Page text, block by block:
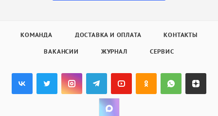
КОМАНДА ДОСТАВКА И ОПЛАТА КОНТАКТЫ
ВАКАНСИИ ЖУРНАЛ СЕРВИС